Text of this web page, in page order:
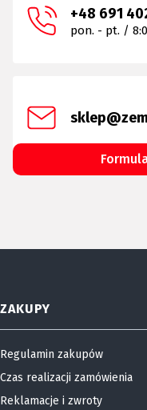
+48 691
pon. - pt. /
Linki w stopce
ZAKUPY
Regulamin zakupów
Czas realizacji zamówienia
Reklamacje i zwroty